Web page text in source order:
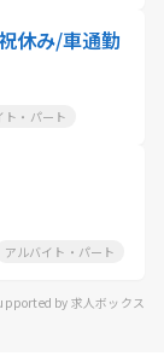
休み/車通勤
ト・パート
アルバイト・パート
by 求人ボックス